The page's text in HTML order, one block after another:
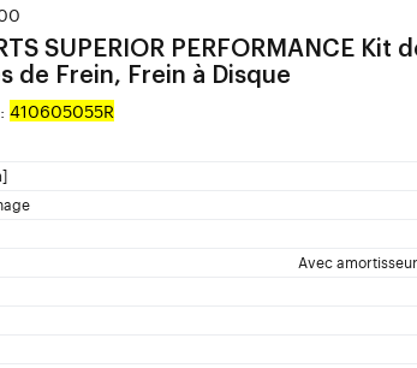
SUPERIOR PERFORMANCE Kit
de Frein, Frein à Disque
410605055R
Avec